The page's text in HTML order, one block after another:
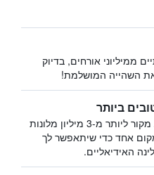
ממיליוני אורחים, בדיוק
את השהייה המושלמת!
ביותר
HotelsCombined הוא מקור ליותר מ-3 מיליון מלונות
אחד כדי שיתאפשר לך
האידיאליים.